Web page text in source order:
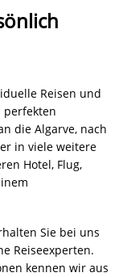
Reisen und
perfekten
die Algarve, nach
in viele weitere
Hotel, Flug,
Sie bei uns
Reiseexperten.
kennen wir aus